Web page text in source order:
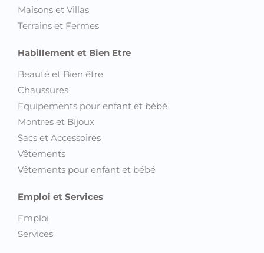
Maisons et Villas
Terrains et Fermes
Habillement et Bien Etre
Beauté et Bien être
Chaussures
Equipements pour enfant et bébé
Montres et Bijoux
Sacs et Accessoires
Vêtements
Vêtements pour enfant et bébé
Emploi et Services
Emploi
Services